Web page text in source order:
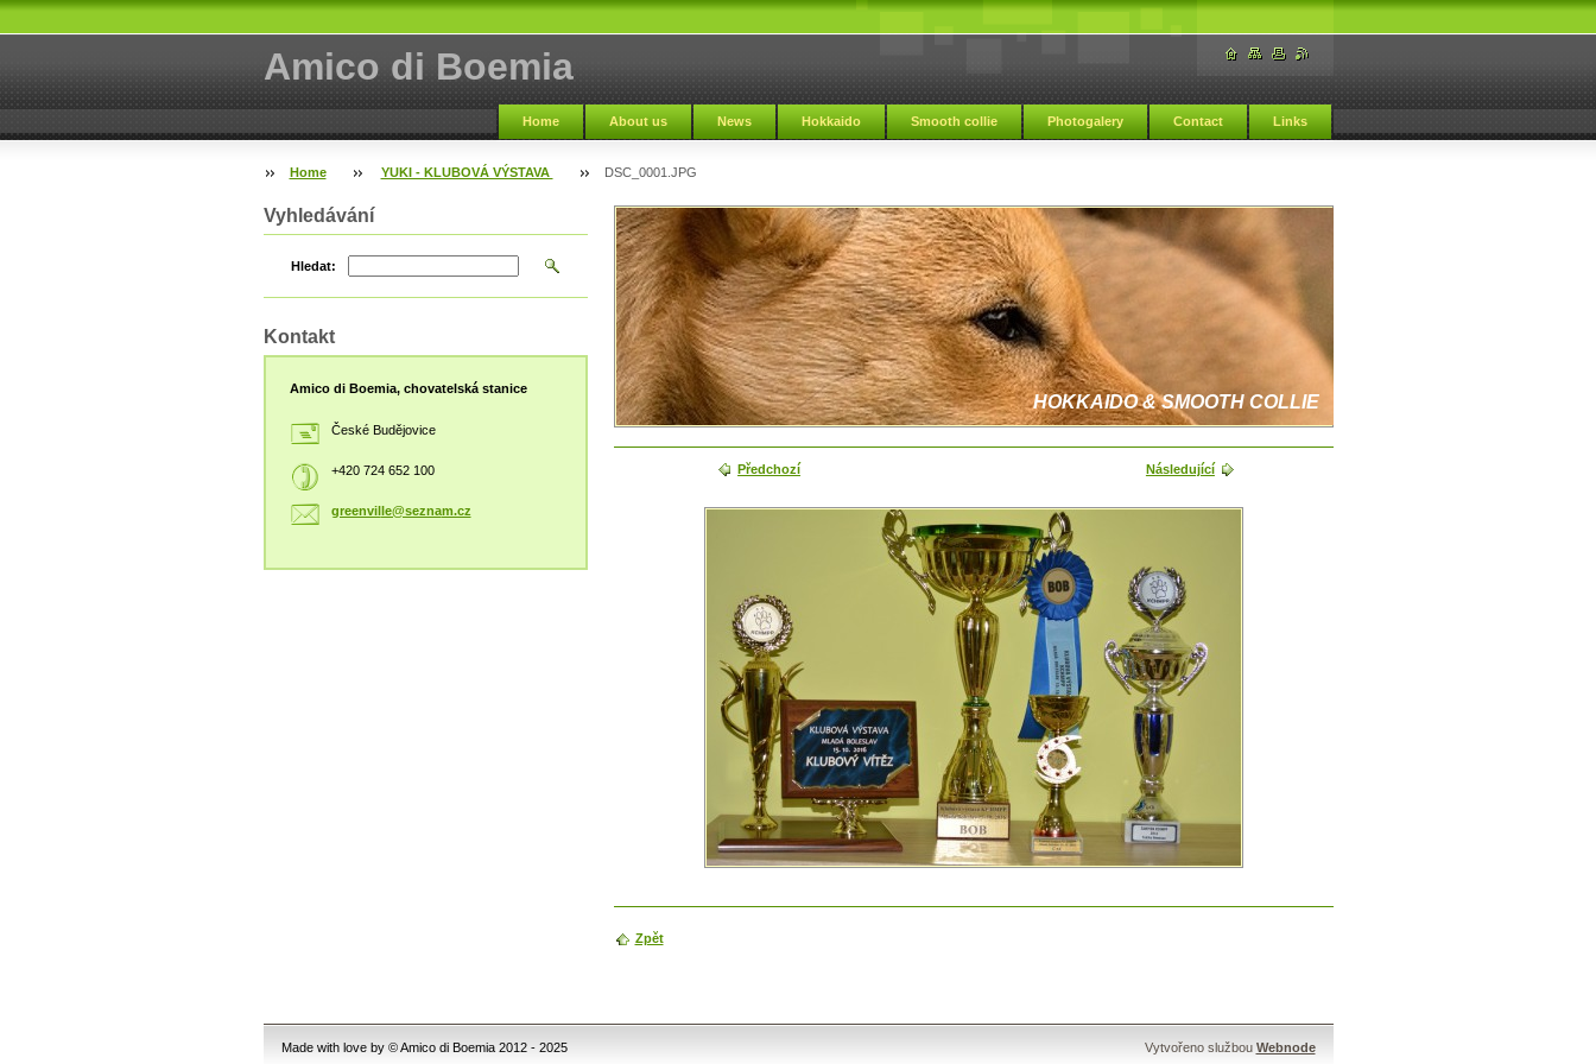
Amico di Boemia
Home About us News Hokkaido Smooth collie Photogalery Contact Links
Home YUKI - KLUBOVÁ VÝSTAVA DSC_0001.JPG
HOKKAIDO & SMOOTH COLLIE
Předchozí Následující
Zpět
Vyhledávání
Hledat:
Kontakt
Amico di Boemia, chovatelská stanice
České Budějovice
+420 724 652 100
greenville@seznam.cz
Made with love by © Amico di Boemia 2012 - 2025 Vytvořeno službou Webnode